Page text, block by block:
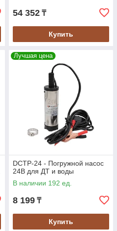
54 352 ₸
Купить
Лучшая цена
DCTP-24 - Погружной насос
24В для ДТ и воды
В наличии 192 ед.
8 199 ₸
Купить